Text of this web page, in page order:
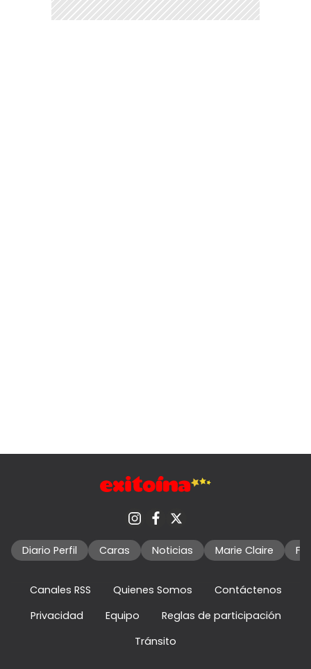
Diario Perfil Caras Noticias Marie Claire
Canales RSS Quienes Somos
Contáctenos
Privacidad
Equipo
Reglas de participación
Tránsito